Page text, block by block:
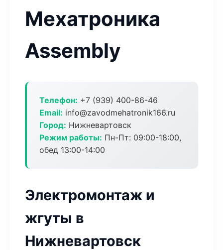
Мехатроника
Assembly
Телефон: +7 (939) 400-86-46
Email: info@zavodmehatronik166.ru
Город: Нижневартовск
Режим работы: Пн-Пт: 09:00-18:00,
обед 13:00-14:00
Электромонтаж и
жгуты в
Нижневартовск